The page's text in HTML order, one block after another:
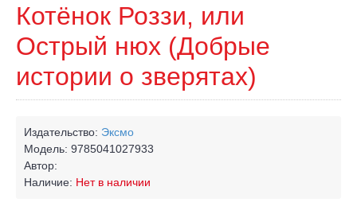
Котёнок Роззи, или
Острый нюх (Добрые
истории о зверятах)
Издательство: Эксмо
Модель: 9785041027933
Автор:
Наличие: Нет в наличии